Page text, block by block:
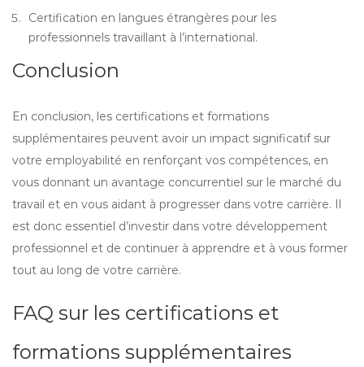
Certification en langues étrangères pour les
professionnels travaillant à l’international.
Conclusion
En conclusion, les certifications et formations
supplémentaires peuvent avoir un impact significatif sur
votre employabilité en renforçant vos compétences, en
vous donnant un avantage concurrentiel sur le marché du
travail et en vous aidant à progresser dans votre carrière. Il
est donc essentiel d’investir dans votre développement
professionnel et de continuer à apprendre et à vous former
tout au long de votre carrière.
FAQ sur les certifications et
formations supplémentaires